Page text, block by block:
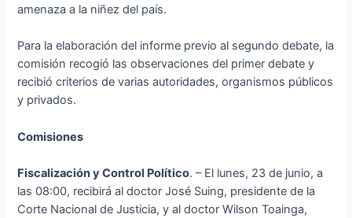
amenaza a la niñez del país.
Para la elaboración del informe previo al segundo debate, la
comisión recogió las observaciones del primer debate y
recibió criterios de varias autoridades, organismos públicos
y privados.
Comisiones
Fiscalización y Control Político. – El lunes, 23 de junio, a
las 08:00, recibirá al doctor José Suing, presidente de la
Corte Nacional de Justicia, y al doctor Wilson Toainga,